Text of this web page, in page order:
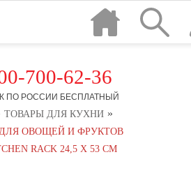
700-62-36
ПО РОССИИ БЕСПЛАТНЫЙ
ТОВАРЫ ДЛЯ КУХНИ »
ОВОЩЕЙ И ФРУКТОВ
RACK 24,5 Х 53 СМ